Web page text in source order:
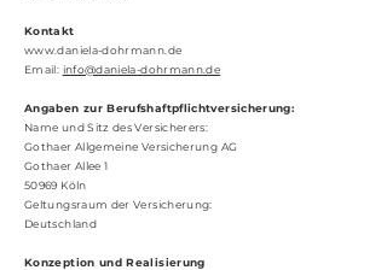
Kontakt
www.daniela-dohrmann.de
Email: info@daniela-dohrmann.de
Angaben zur Berufshaftpflichtversicherung:
Name und Sitz des Versicherers:
Gothaer Allgemeine Versicherung AG
Gothaer Allee 1
50969 Köln
Geltungsraum der Versicherung:
Deutschland
Konzeption und Realisierung